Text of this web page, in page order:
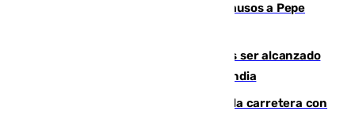
Granada despide con lágrimas y aplausos a Pepe
Un futbolista de 24 años muere tras ser alcanzado
por un rayo durante un partido en Tailandia
Muere un conductor tras salirse de la carretera con